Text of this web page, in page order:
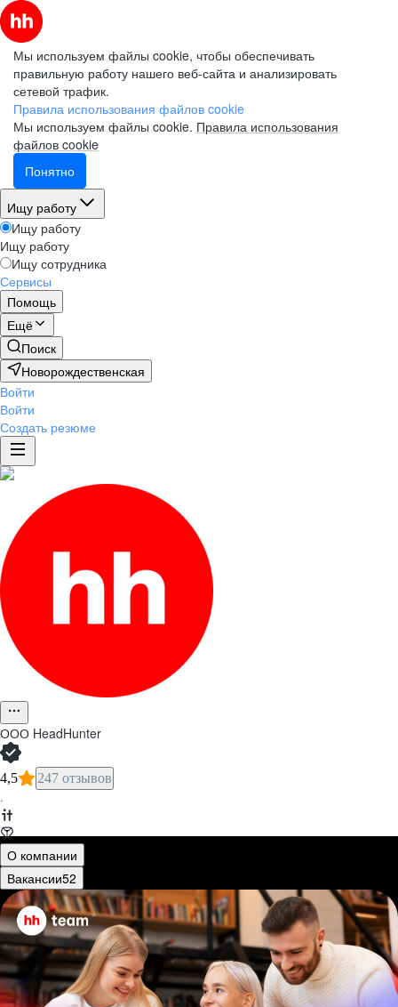
Мы используем файлы cookie, чтобы обеспечивать
правильную работу нашего веб-сайта и анализировать
сетевой трафик.
Правила использования файлов cookie
Мы используем файлы cookie. Правила использования
файлов cookie
Понятно
Ищу работу
Ищу работу
Ищу работу
Ищу сотрудника
Сервисы
Помощь
Ещё
Поиск
Новорождественская
Войти
Войти
Создать резюме
ООО HeadHunter
4,5 247 отзывов
·
О компании
Вакансии52